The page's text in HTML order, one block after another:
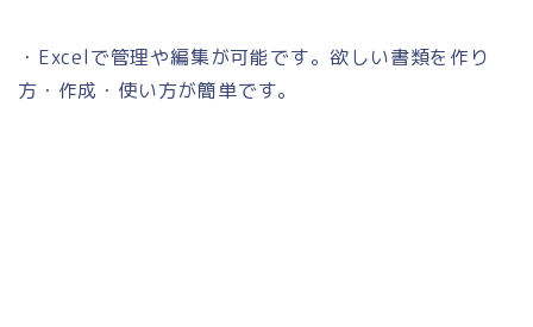
・Excelで管理や編集が可能です。欲しい書類を作り
方・作成・使い方が簡単です。